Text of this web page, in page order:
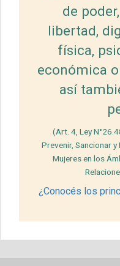
de
libertad,
física,
económica
así
(Art. 4, Ley
Prevenir, Sancionar
Mujeres en los
¿Conocés los